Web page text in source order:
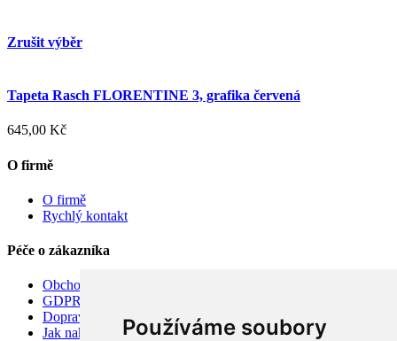
Používáme soubory
Zrušit výběr
Tapeta Rasch FLORENTINE 3, grafika červená
645,00 Kč
O firmě
O firmě
Rychlý kontakt
Péče o zákazníka
Obchodní podmínky
GDPR
Doprava
Jak nakupovat